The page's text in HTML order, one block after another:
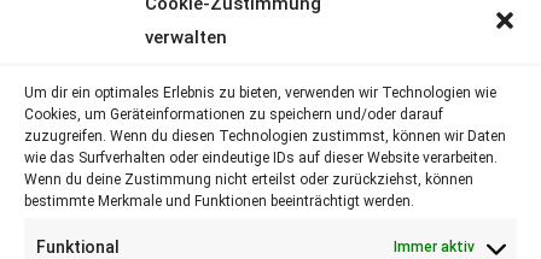
verwalten
Um dir ein optimales Erlebnis zu bieten, verwenden wir Technologien wie
Cookies, um Geräteinformationen zu speichern und/oder darauf
zuzugreifen. Wenn du diesen Technologien zustimmst, können wir Daten
wie das Surfverhalten oder eindeutige IDs auf dieser Website verarbeiten.
Wenn du deine Zustimmung nicht erteilst oder zurückziehst, können
bestimmte Merkmale und Funktionen beeinträchtigt werden.
Funktional Immer aktiv
Persönlicher Ansprechpartner​